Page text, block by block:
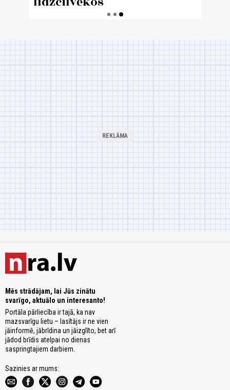
Mēs strādājam, lai Jūs zinātu
svarīgo, aktuālo un interesanto!
Portāla pārliecība ir tajā, ka nav
mazsvarīgu lietu – lasītājs ir ne vien
jāinformē, jābrīdina un jāizglīto, bet arī
jādod brīdis atelpai no dienas
saspringtajiem darbiem.
Sazinies ar mums: